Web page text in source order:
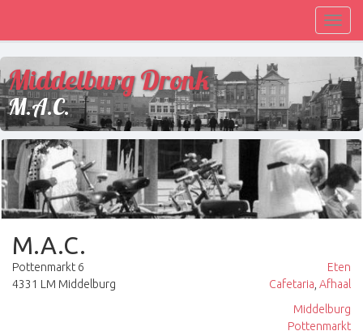
Middelburg Dronk
M.A.C.
M.A.C.
Pottenmarkt 6
4331 LM Middelburg
Eten
Cafetaria Afhaal
Middelburg
Pottenmarkt